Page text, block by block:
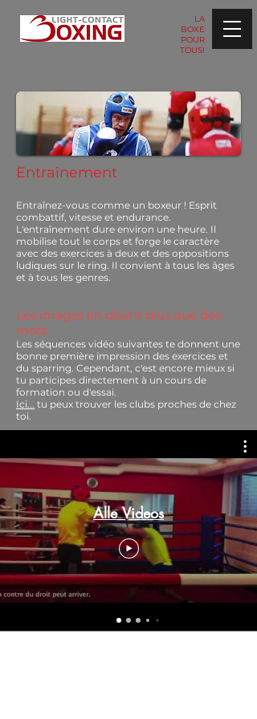
LA
BOXE
POUR
TOUS!
Entraînement
Entraînez-vous comme un boxeur ! Esprit
combattif, vitesse et endurance.
L'entraînement dure environ une heure. Il
mobilise tout le corps et forge le caractère
avec des exercices à deux et des oppositions
ludiques sur le ring. Il convient à tous les âges
et à tous les genres.
Les images en disent plus que des
mots
Les séquences vidéo suivantes te donnent une
bonne première impression des exercices et
du sparring. Cependant, c'est encore mieux si
tu participes directement à un cours de
formation ou d'essai.
Ici... tu peux trouver les clubs proches de chez
toi.
Alle Videos